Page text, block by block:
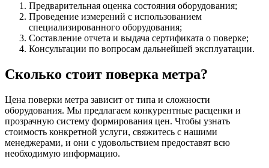
Предварительная оценка состояния оборудования;
Проведение измерений с использованием
специализированного оборудования;
Составление отчета и выдача сертификата о поверке;
Консультации по вопросам дальнейшей эксплуатации.
Сколько стоит поверка метра?
Цена поверки метра зависит от типа и сложности
оборудования. Мы предлагаем конкурентные расценки и
прозрачную систему формирования цен. Чтобы узнать
стоимость конкретной услуги, свяжитесь с нашими
менеджерами, и они с удовольствием предоставят всю
необходимую информацию.